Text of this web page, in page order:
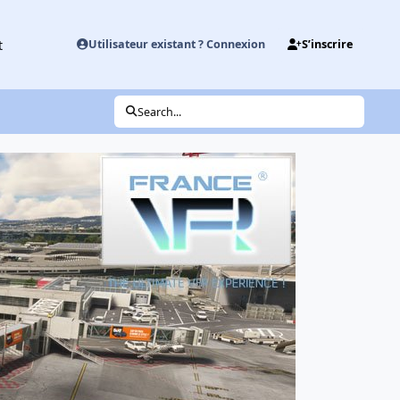
Utilisateur existant ? Connexion S’inscrire
Search...